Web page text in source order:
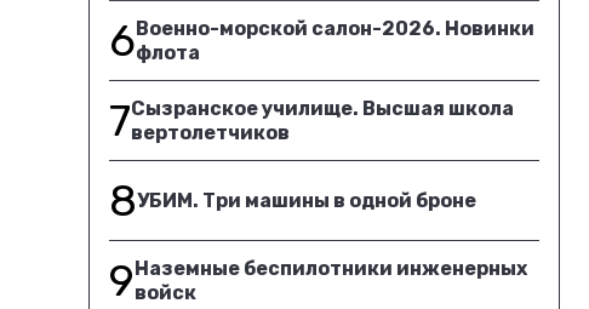
6Военно-морской салон-2026. Новинки
флота
7Сызранское училище. Высшая школа
вертолетчиков
8УБИМ. Три машины в одной броне
9Наземные беспилотники инженерных
войск